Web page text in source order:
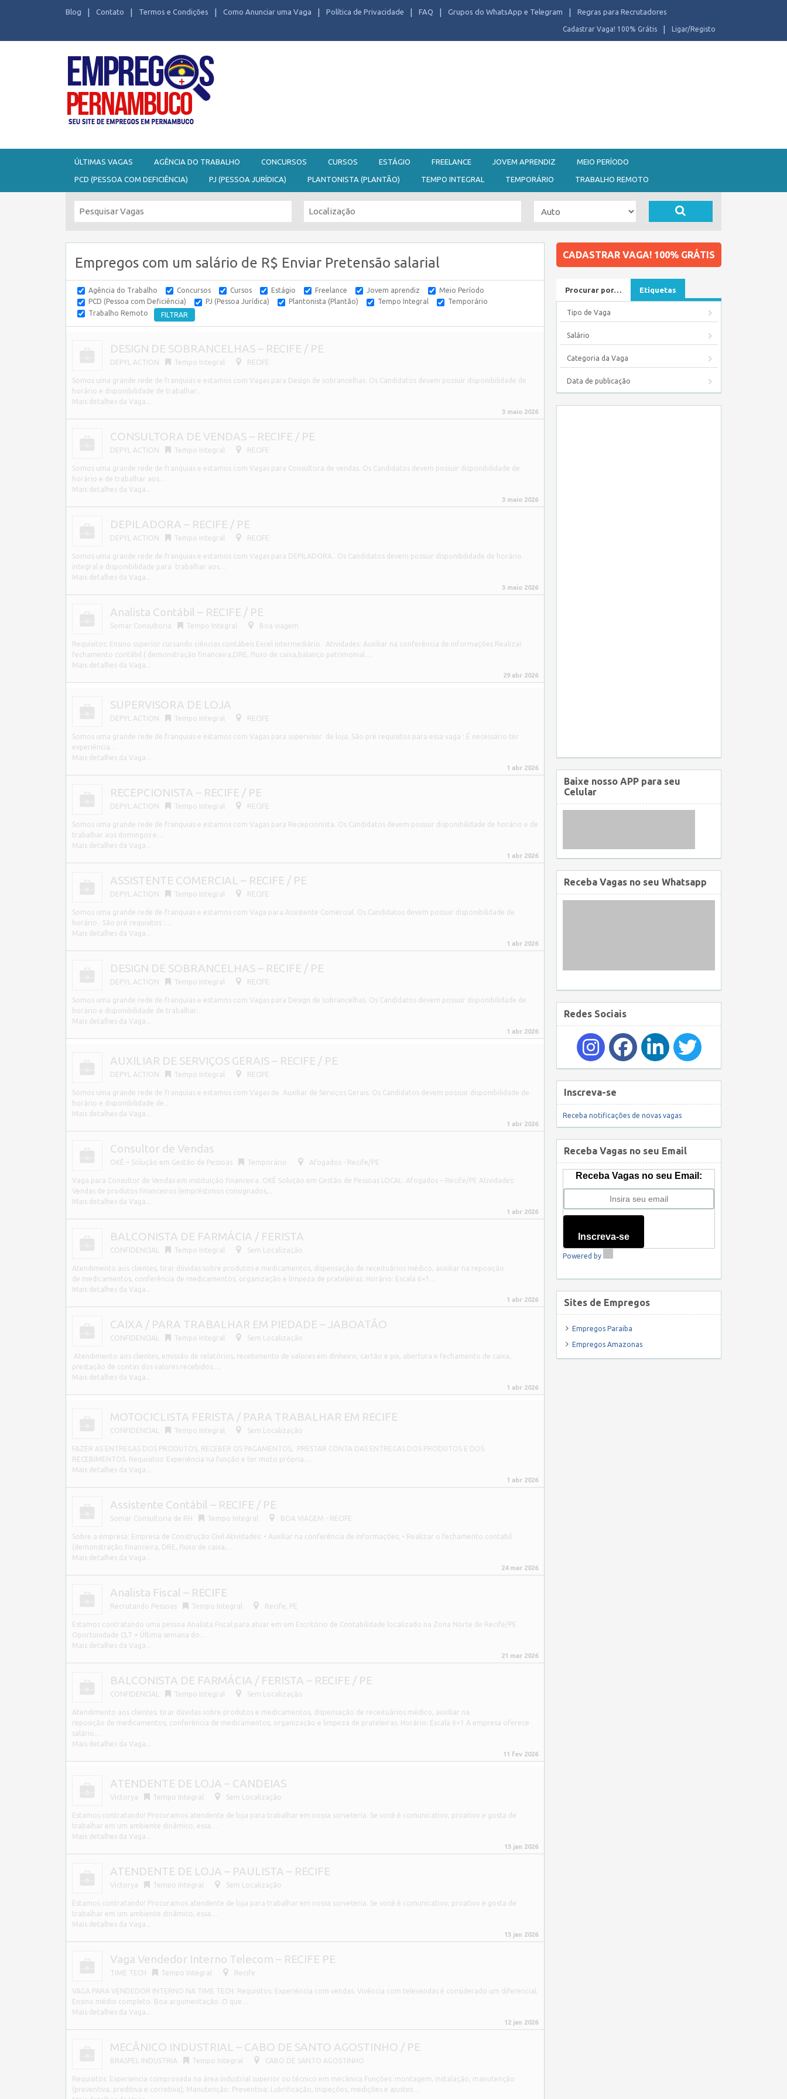
Blog Contato Termos e Condições Como Anunciar uma Vaga Política de Privacidade FAQ Grupos do WhatsApp e Telegram Regras para Recrutadores
Ligar/Registo
Cadastrar Vaga! 100% Grátis
ÚLTIMAS VAGAS AGÊNCIA DO TRABALHO CONCURSOS CURSOS ESTÁGIO FREELANCE JOVEM APRENDIZ MEIO PERÍODO
PCD (PESSOA COM DEFICIÊNCIA) PJ (PESSOA JURÍDICA) PLANTONISTA (PLANTÃO) TEMPO INTEGRAL TEMPORÁRIO TRABALHO REMOTO
Empregos com um salário de R$ Enviar Pretensão salarial
Agência do Trabalho Concursos Cursos Estágio Freelance Jovem aprendiz
Meio Período
PCD (Pessoa com Deficiência)
PJ (Pessoa Jurídica) Plantonista (Plantão) Tempo Integral
Temporário
Trabalho Remoto
DESIGN DE SOBRANCELHAS – RECIFE / PE
DEPYL ACTION Tempo Integral RECIFE
Somos uma grande rede de franquias e estamos com Vagas para Design de sobrancelhas. Os Candidatos devem possuir disponibilidade de
horário e disponibilidade de trabalhar…
Mais detalhes da Vaga...
3 maio 2026
CONSULTORA DE VENDAS – RECIFE / PE
DEPYL ACTION Tempo Integral RECIFE
Somos uma grande rede de franquias e estamos com Vagas para Consultora de vendas. Os Candidatos devem possuir disponibilidade de
horário e de trabalhar aos…
Mais detalhes da Vaga...
3 maio 2026
DEPILADORA – RECIFE / PE
DEPYL ACTION Tempo Integral RECIFE
Somos uma grande rede de franquias e estamos com Vagas para DEPILADORA.. Os Candidatos devem possuir disponibilidade de horário
integral e disponibilidade para trabalhar aos…
Mais detalhes da Vaga...
3 maio 2026
Analista Contábil – RECIFE / PE
Somar Consultoria Tempo Integral Boa viagem
Requisitos: Ensino superior cursando ciências contábeis Excel intermediário Atividades: Auxiliar na conferência de informações Realizar
fechamento contábil ( demonstração financeira,DRE, fluxo de caixa,balanço patrimonial….
Mais detalhes da Vaga...
29 abr 2026
SUPERVISORA DE LOJA
DEPYL ACTION Tempo Integral RECIFE
Somos uma grande rede de franquias e estamos com Vagas para supervisor de loja. São pré requisitos para essa vaga : É necessário ter
experiência…
Mais detalhes da Vaga...
1 abr 2026
RECEPCIONISTA – RECIFE / PE
DEPYL ACTION Tempo Integral RECIFE
Somos uma grande rede de franquias e estamos com Vagas para Recepcionista. Os Candidatos devem possuir disponibilidade de horário e de
trabalhar aos domingos e…
Mais detalhes da Vaga...
1 abr 2026
ASSISTENTE COMERCIAL – RECIFE / PE
DEPYL ACTION Tempo Integral RECIFE
Somos uma grande rede de franquias e estamos com Vaga para Assistente Comercial. Os Candidatos devem possuir disponibilidade de
horário . São pré requisitos :…
Mais detalhes da Vaga...
1 abr 2026
DESIGN DE SOBRANCELHAS – RECIFE / PE
DEPYL ACTION Tempo Integral RECIFE
Somos uma grande rede de franquias e estamos com Vagas para Design de sobrancelhas. Os Candidatos devem possuir disponibilidade de
horário e disponibilidade de trabalhar…
Mais detalhes da Vaga...
1 abr 2026
AUXILIAR DE SERVIÇOS GERAIS – RECIFE / PE
DEPYL ACTION Tempo Integral RECIFE
Somos uma grande rede de franquias e estamos com Vagas de Auxiliar de Serviços Gerais. Os Candidatos devem possuir disponibilidade de
horário e disponibilidade de…
Mais detalhes da Vaga...
1 abr 2026
Consultor de Vendas
OKÊ – Solução em Gestão de Pessoas Temporário Afogados - Recife/PE
Vaga para Consultor de Vendas em instituição financeira. OKÊ Solução em Gestão de Pessoas LOCAL: Afogados – Recife/PE Atividades:
Vendas de produtos financeiros (empréstimos consignados,…
Mais detalhes da Vaga...
1 abr 2026
BALCONISTA DE FARMÁCIA / FERISTA
CONFIDENCIAL Tempo Integral Sem Localização
Atendimento aos clientes, tirar dúvidas sobre produtos e medicamentos, dispensação de receituários médico, auxiliar na reposição
de medicamentos, conferência de medicamentos, organização e limpeza de prateleiras. Horário: Escala 6×1…
Mais detalhes da Vaga...
1 abr 2026
CAIXA / PARA TRABALHAR EM PIEDADE – JABOATÃO
CONFIDENCIAL Tempo Integral Sem Localização
Atendimento aos clientes, emissão de relatórios, recebimento de valores em dinheiro, cartão e pix, abertura e fechamento de caixa,
prestação de contas dos valores recebidos….
Mais detalhes da Vaga...
1 abr 2026
MOTOCICLISTA FERISTA / PARA TRABALHAR EM RECIFE
CONFIDENCIAL Tempo Integral Sem Localização
FAZER AS ENTREGAS DOS PRODUTOS, RECEBER OS PAGAMENTOS, PRESTAR CONTA DAS ENTREGAS DOS PRODUTOS E DOS
RECEBIMENTOS. Requisitos: Experiência na função e ter moto própria….
Mais detalhes da Vaga...
1 abr 2026
Assistente Contábil – RECIFE / PE
Somar Consultoria de RH Tempo Integral BOA VIAGEM - RECIFE
Sobre a empresa: Empresa de Construção Civil Atividades: • Auxiliar na conferência de informações; • Realizar o fechamento contabil
(demonstração financeira, DRE, fluxo de caixa,…
Mais detalhes da Vaga...
24 mar 2026
Analista Fiscal – RECIFE
Recrutando Pessoas Tempo Integral Recife, PE
Estamos contratando uma pessoa Analista Fiscal para atuar em um Escritório de Contabilidade localizado na Zona Norte de Recife/PE
Oportunidade CLT + Última semana do…
Mais detalhes da Vaga...
21 mar 2026
BALCONISTA DE FARMÁCIA / FERISTA – RECIFE / PE
CONFIDENCIAL Tempo Integral Sem Localização
Atendimento aos clientes, tirar dúvidas sobre produtos e medicamentos, dispensação de receituários médico, auxiliar na
reposição de medicamentos, conferência de medicamentos, organização e limpeza de prateleiras. Horário: Escala 6×1 A empresa oferece
salário…
Mais detalhes da Vaga...
11 fev 2026
ATENDENTE DE LOJA – CANDEIAS
Victorya Tempo Integral Sem Localização
Estamos contratando! Procuramos atendente de loja para trabalhar em nossa sorveteria. Se você é comunicativo, proativo e gosta de
trabalhar em um ambiente dinâmico, essa…
Mais detalhes da Vaga...
13 jan 2026
ATENDENTE DE LOJA – PAULISTA – RECIFE
Victorya Tempo Integral Sem Localização
Estamos contratando! Procuramos atendente de loja para trabalhar em nossa sorveteria. Se você é comunicativo, proativo e gosta de
trabalhar em um ambiente dinâmico, essa…
Mais detalhes da Vaga...
13 jan 2026
Vaga Vendedor Interno Telecom – RECIFE PE
TIME TECH Tempo Integral Recife
VAGA PARA VENDEDOR INTERNO NA TIME TECH. Requisitos: Experiência com vendas. Vivência com televendas é considerado um diferencial.
Ensino médio completo. Boa argumentação. O que…
Mais detalhes da Vaga...
12 jan 2026
MECÂNICO INDUSTRIAL – CABO DE SANTO AGOSTINHO / PE
BRASPEL INDUSTRIA Tempo Integral CABO DE SANTO AGOSTINHO
Requisitos: Experiencia comprovada na área industrial superior ou técnico em mecânica Funções: montagem, instalação, manutenção
(preventiva, preditiva e corretiva); Manutenção: Preventiva: Lubrificação, inspeções, medições e ajustes…
CADASTRAR VAGA! 100% GRÁTIS
Procurar por… Etiquetas
Tipo de Vaga
Salário
Categoria da Vaga
Data de publicação
Baixe nosso APP para seu
Celular
Receba Vagas no seu Whatsapp
Redes Sociais
Inscreva-se
Receba notificações de novas vagas
Receba Vagas no seu Email
Receba Vagas no seu Email:
Inscreva-se
Powered by
Sites de Empregos
Empregos Paraiba
Empregos Amazonas